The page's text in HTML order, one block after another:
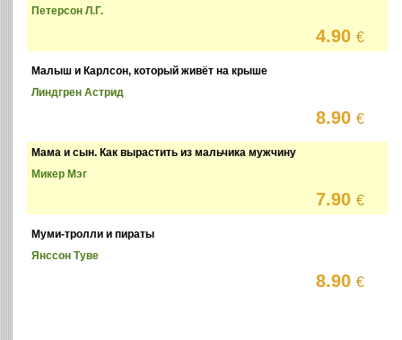
Петерсон Л.Г.
4.90€
Малыш и Карлсон, который живёт на крыше
Линдгрен Астрид
8.90€
Мама и сын. Как вырастить из мальчика мужчину
Микер Мэг
7.90€
Муми-тролли и пираты
Янссон Туве
8.90€